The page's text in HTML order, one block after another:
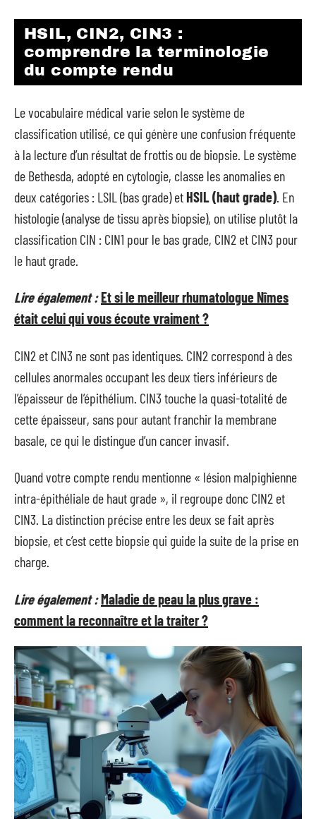
HSIL, CIN2, CIN3 :
comprendre la terminologie
du compte rendu
Le vocabulaire médical varie selon le système de
classification utilisé, ce qui génère une confusion fréquente
à la lecture d’un résultat de frottis ou de biopsie. Le système
de Bethesda, adopté en cytologie, classe les anomalies en
deux catégories : LSIL (bas grade) etHSIL (haut grade). En
histologie (analyse de tissu après biopsie), on utilise plutôt la
classification CIN : CIN1 pour le bas grade, CIN2 et CIN3 pour
le haut grade.
Lire également :Et si le meilleur rhumatologue Nîmes
était celui qui vous écoute vraiment ?
CIN2 et CIN3 ne sont pas identiques. CIN2 correspond à des
cellules anormales occupant les deux tiers inférieurs de
l’épaisseur de l’épithélium. CIN3 touche la quasi-totalité de
cette épaisseur, sans pour autant franchir la membrane
basale, ce qui le distingue d’un cancer invasif.
Quand votre compte rendu mentionne « lésion malpighienne
intra-épithéliale de haut grade », il regroupe donc CIN2 et
CIN3. La distinction précise entre les deux se fait après
biopsie, et c’est cette biopsie qui guide la suite de la prise en
charge.
Lire également :Maladie de peau la plus grave :
comment la reconnaître et la traiter ?